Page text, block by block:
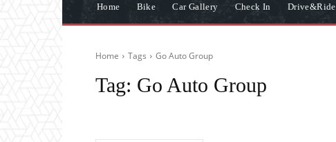
Home Bike Car Gallery Check In Drive&Ride
Home Tags Go Auto Group
Tag: Go Auto Group